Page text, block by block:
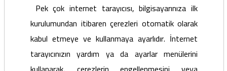
Pek çok internet tarayıcısı, bilgisayarınıza ilk
kurulumundan itibaren çerezleri otomatik olarak
kabul etmeye ve kullanmaya ayarlıdır. İnternet
tarayıcınızın yardım ya da ayarlar menülerini